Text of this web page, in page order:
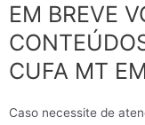
EM BREVE
CUFA MT
Caso necessite de